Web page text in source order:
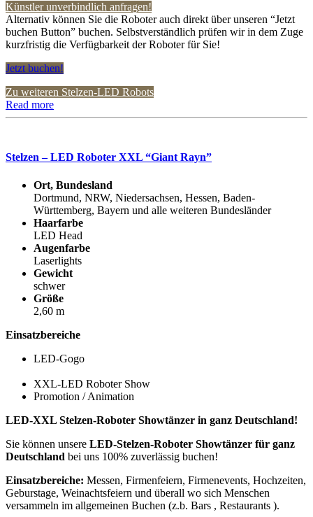
Künstler unverbindlich anfragen!
Alternativ können Sie die Roboter auch direkt über unseren “Jetzt
buchen Button” buchen. Selbstverständlich prüfen wir in dem Zuge
kurzfristig die Verfügbarkeit der Roboter für Sie!
Jetzt buchen!
Zu weiteren Stelzen-LED Robots
Read more
Stelzen – LED Roboter XXL “Giant Rayn”
Ort, Bundesland
Dortmund, NRW, Niedersachsen, Hessen, Baden-
Württemberg, Bayern und alle weiteren Bundesländer
Haarfarbe
LED Head
Augenfarbe
Laserlights
Gewicht
schwer
Größe
2,60 m
Einsatzbereiche
LED-Gogo
XXL-LED Roboter Show
Promotion / Animation
LED-XXL Stelzen-Roboter Showtänzer in ganz Deutschland!
Sie können unsere LED-Stelzen-Roboter Showtänzer für ganz
Deutschland bei uns 100% zuverlässig buchen!
Einsatzbereiche: Messen, Firmenfeiern, Firmenevents, Hochzeiten,
Geburstage, Weinachtsfeiern und überall wo sich Menschen
versammeln im allgemeinen Buchen (z.b. Bars , Restaurants ).